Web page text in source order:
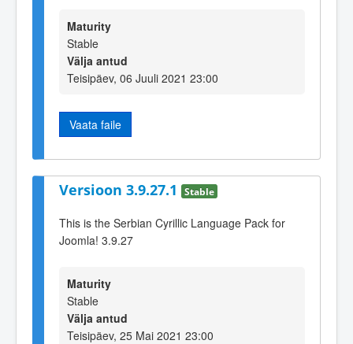
Maturity
Stable
Välja antud
Teisipäev, 06 Juuli 2021 23:00
Vaata faile
Versioon 3.9.27.1 Stable
This is the Serbian Cyrillic Language Pack for
Joomla! 3.9.27
Maturity
Stable
Välja antud
Teisipäev, 25 Mai 2021 23:00